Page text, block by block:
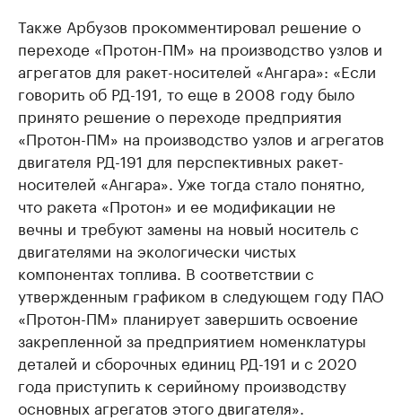
Также Арбузов прокомментировал решение о
переходе «Протон-ПМ» на производство узлов и
агрегатов для ракет-носителей «Ангара»: «Если
говорить об РД-191, то еще в 2008 году было
принято решение о переходе предприятия
«Протон-ПМ» на производство узлов и агрегатов
двигателя РД-191 для перспективных ракет-
носителей «Ангара». Уже тогда стало понятно,
что ракета «Протон» и ее модификации не
вечны и требуют замены на новый носитель с
двигателями на экологически чистых
компонентах топлива. В соответствии с
утвержденным графиком в следующем году ПАО
«Протон-ПМ» планирует завершить освоение
закрепленной за предприятием номенклатуры
деталей и сборочных единиц РД-191 и с 2020
года приступить к серийному производству
основных агрегатов этого двигателя».